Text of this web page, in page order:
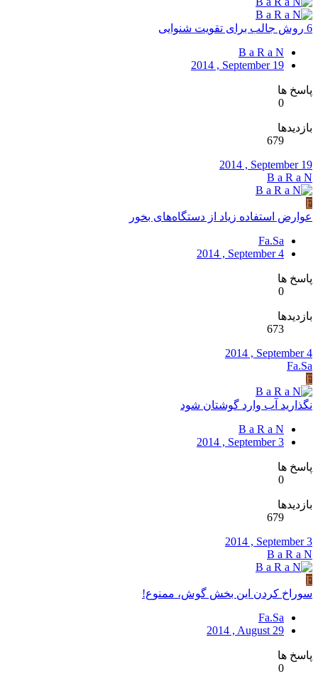
6 روش جالب برای تقویت شنوایی
B a R a N
2014 , September 19
پاسخ ها
0
بازدیدها
679
2014 , September 19
B a R a N
F
عوارض استفاده زیاد از دستگاه‌های بخور
Fa.Sa
2014 , September 4
پاسخ ها
0
بازدیدها
673
2014 , September 4
Fa.Sa
F
نگذارید آب وارد گوشتان شود
B a R a N
2014 , September 3
پاسخ ها
0
بازدیدها
679
2014 , September 3
B a R a N
F
سوراخ کردن این بخش گوش، ممنوع!
Fa.Sa
2014 , August 29
پاسخ ها
0